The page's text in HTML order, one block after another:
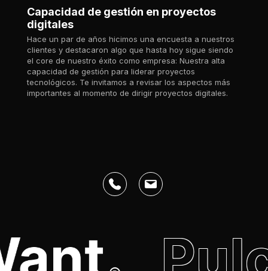
Capacidad de gestión en proyectos
digitales
Hace un par de años hicimos una encuesta a nuestros
clientes y destacaron algo que hasta hoy sigue siendo
el core de nuestro éxito como empresa: Nuestra alta
capacidad de gestión para liderar proyectos
tecnológicos. Te invitamos a revisar los aspectos más
importantes al momento de dirigir proyectos digitales.